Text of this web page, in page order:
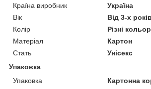
Країна виробник
Україна
Вік
Від 3-х років
Колір
Різні
Матеріал
Картон
Стать
Унісекс
Упаковка
Упаковка
Картонна